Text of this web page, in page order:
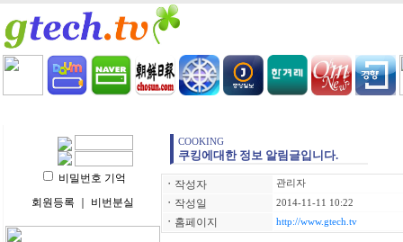
비밀번호 기억
회원등록
비번분실
COOKING
쿠킹에대한 정보 알림글입니다.
ㆍ 작성자 관리자
ㆍ 작성일 2014-11-11 10:22
ㆍ 홈페이지 http://www.gtech.tv